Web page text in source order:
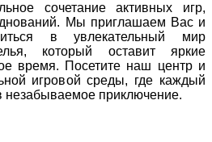
сочетание активных игр,
Мы приглашаем Вас и
в увлекательный мир
который оставит яркие
время. Посетите наш центр и
игровой среды, где каждый
незабываемое приключение.